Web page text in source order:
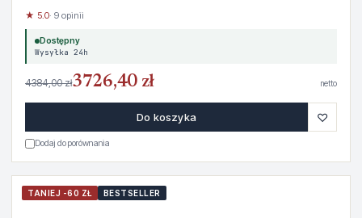
★ 5.0· 9 opinii
Dostępny
Wysyłka 24h
4384,00 zł3726,40 zł netto
Do koszyka ♡
Dodaj do porównania
TANIEJ -60 ZŁ BESTSELLER